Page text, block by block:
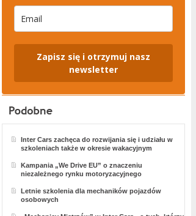
Zapisz się i otrzymuj nasz
newsletter
Inter Cars zachęca do rozwijania się i udziału w
szkoleniach także w okresie wakacyjnym
Kampania „We Drive EU” o znaczeniu
niezależnego rynku motoryzacyjnego
Letnie szkolenia dla mechaników pojazdów
osobowych